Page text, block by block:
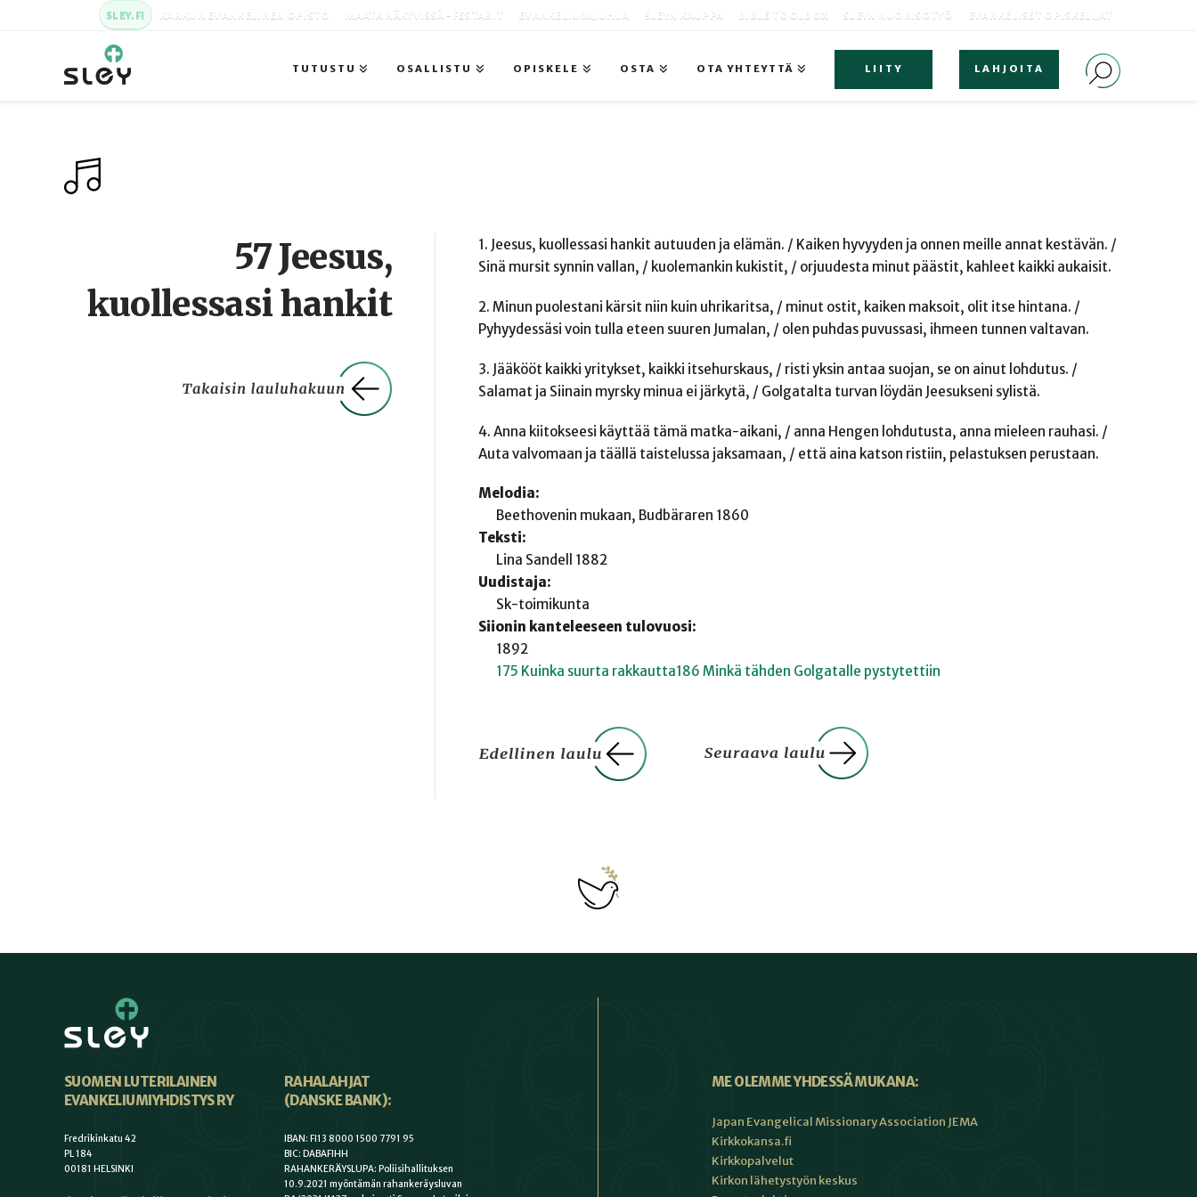
SLEY.FI KARKUN EVANKELINEN OPISTO MAATA NÄKYVISSÄ -FESTARIT EVANKELIUMIJUHLA SLEYN KAUPPA BIBLE TOOLBOX SLEYN NUORISOTYÖ EVANKELISET OPISKELIJAT
TUTUSTU OSALLISTU OPISKELE OSTA OTA YHTEYTTÄ LIITY LAHJOITA
57 Jeesus,
kuollessasi hankit
1. Jeesus, kuollessasi hankit autuuden ja elämän. / Kaiken hyvyyden ja onnen meille annat kestävän. /
Sinä mursit synnin vallan, / kuolemankin kukistit, / orjuudesta minut päästit, kahleet kaikki aukaisit.
2. Minun puolestani kärsit niin kuin uhrikaritsa, / minut ostit, kaiken maksoit, olit itse hintana. /
Pyhyydessäsi voin tulla eteen suuren Jumalan, / olen puhdas puvussasi, ihmeen tunnen valtavan.
3. Jääkööt kaikki yritykset, kaikki itsehurskaus, / risti yksin antaa suojan, se on ainut lohdutus. /
Salamat ja Siinain myrsky minua ei järkytä, / Golgatalta turvan löydän Jeesukseni sylistä.
4. Anna kiitokseesi käyttää tämä matka-aikani, / anna Hengen lohdutusta, anna mieleen rauhasi. /
Auta valvomaan ja täällä taistelussa jaksamaan, / että aina katson ristiin, pelastuksen perustaan.
Melodia:
Beethovenin mukaan, Budbäraren 1860
Teksti:
Lina Sandell 1882
Uudistaja:
Sk-toimikunta
Siionin kanteleeseen tulovuosi:
1892
175 Kuinka suurta rakkautta186 Minkä tähden Golgatalle pystytettiin
SUOMEN LUTERILAINEN
EVANKELIUMIYHDISTYS RY
Fredrikinkatu 42
PL 184
00181 HELSINKI
RAHALAHJAT
(DANSKE BANK):
IBAN: FI13 8000 1500 7791 95
BIC: DABAFIHH
RAHANKERÄYSLUPA: Poliisihallituksen
10.9.2021 myöntämän rahankeräysluvan
ME OLEMME YHDESSÄ MUKANA:
Japan Evangelical Missionary Association JEMA
Kirkkokansa.fi
Kirkkopalvelut
Kirkon lähetystyön keskus